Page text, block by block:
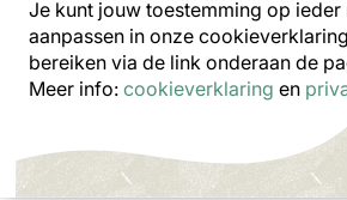
Je kunt jouw toestemming op ieder
aanpassen in onze
bereiken via de link onderaan de
Meer info: cookieverklaring en